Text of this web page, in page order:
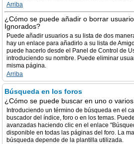
Arriba
¿Cómo se puede añadir o borrar
Ignorados?
Puede añadir usuarios a su lista de dos
hay un enlace para añadirlo a su lista de
puede hacerlo desde el Panel de Control de
introduciendo su nombre. Puede eliminar
misma página.
Arriba
Búsqueda en los foros
¿Cómo se puede buscar en uno o
Introduciendo un término de búsqueda en el
buscador del índice, foro o en los temas.
avanzadas haciendo clic en el enlace
disponible en todas las páginas del foro. La
búsqueda depende de la plantilla utilizada.